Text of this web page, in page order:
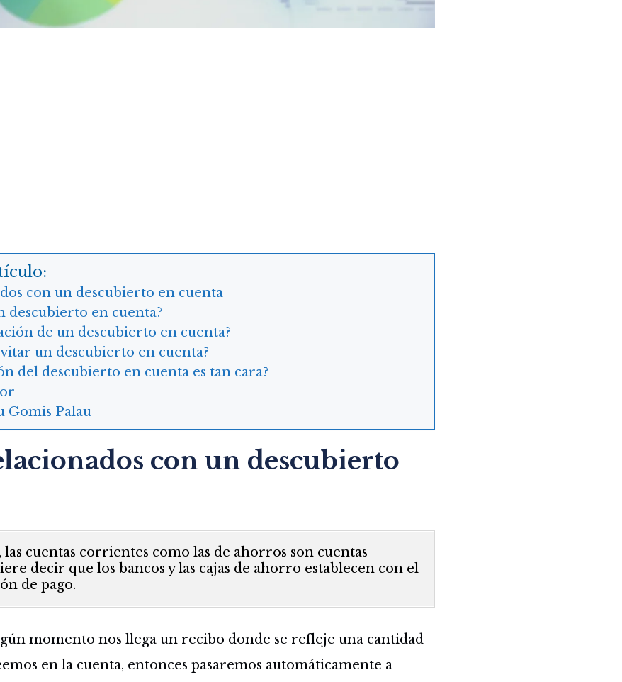
con un descubierto en cuenta
descubierto en cuenta?
de un descubierto en cuenta?
un descubierto en cuenta?
del descubierto en cuenta es tan cara?
Gomis Palau
con un descubierto
cuentas corrientes como las de ahorros son cuentas
decir que los bancos y las cajas de ahorro establecen con el
de pago.
momento nos llega un recibo donde se refleje una cantidad
en la cuenta, entonces pasaremos automáticamente a